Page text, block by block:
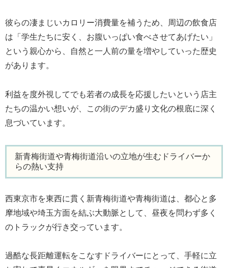
彼らの凄まじいカロリー消費量を補うため、周辺の飲食店
は「学生たちに安く、お腹いっぱい食べさせてあげたい」
という親心から、自然と一人前の量を増やしていった歴史
があります。
利益を度外視してでも若者の成長を応援したいという店主
たちの温かい想いが、この街のデカ盛り文化の根底に深く
息づいています。
新青梅街道や青梅街道沿いの立地が生むドライバーか
らの熱い支持
西東京市を東西に貫く新青梅街道や青梅街道は、都心と多
摩地域や埼玉方面を結ぶ大動脈として、昼夜を問わず多く
のトラックが行き交っています。
過酷な長距離運転をこなすドライバーにとって、手軽に立